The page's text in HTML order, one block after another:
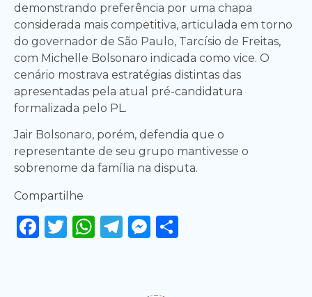
demonstrando preferência por uma chapa
considerada mais competitiva, articulada em torno
do governador de São Paulo, Tarcísio de Freitas,
com Michelle Bolsonaro indicada como vice. O
cenário mostrava estratégias distintas das
apresentadas pela atual pré-candidatura
formalizada pelo PL.
Jair Bolsonaro, porém, defendia que o
representante de seu grupo mantivesse o
sobrenome da família na disputa.
Compartilhe
Facebook
Twitter
WhatsApp
Telegram
Messenger